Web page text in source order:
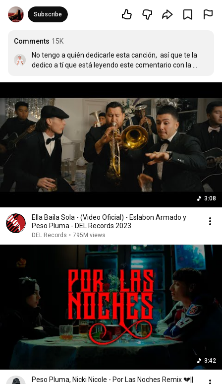
Subscribe
Comments 15K
No tengo a quién dedicarle esta canción,  así que te la
dedico a tí que está leyendo este comentario con la
3:08
Ella Baila Sola - (Video Oficial) - Eslabon Armado y
Peso Pluma - DEL Records 2023
DEL Records • 795M views
3:42
Peso Pluma, Nicki Nicole - Por Las Noches Remix 💔||